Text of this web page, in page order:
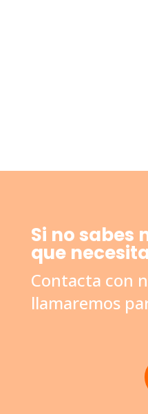
Si no sabes
que
Contacta con
llamaremos